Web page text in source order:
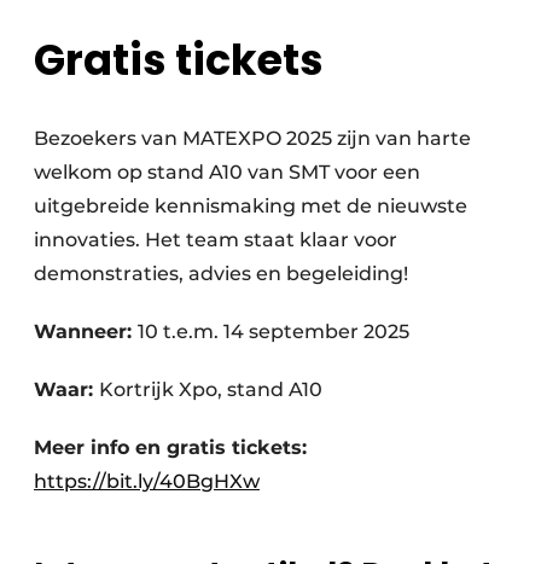
Gratis tickets
Bezoekers van MATEXPO 2025 zijn van harte
welkom op stand A10 van SMT voor een
uitgebreide kennismaking met de nieuwste
innovaties. Het team staat klaar voor
demonstraties, advies en begeleiding!
Wanneer: 10 t.e.m. 14 september 2025
Waar: Kortrijk Xpo, stand A10
Meer info en gratis tickets:
https://bit.ly/40BgHXw